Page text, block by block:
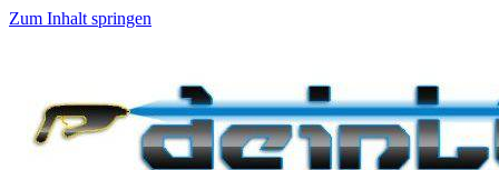
Zum Inhalt springen